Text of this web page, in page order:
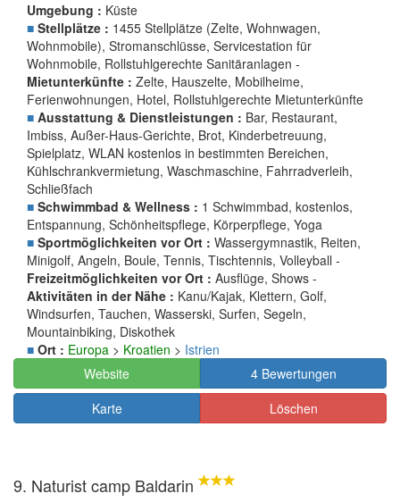
Umgebung : Küste
■ Stellplätze : 1455 Stellplätze (Zelte, Wohnwagen,
Wohnmobile), Stromanschlüsse, Servicestation für
Wohnmobile, Rollstuhlgerechte Sanitäranlagen -
Mietunterkünfte : Zelte, Hauszelte, Mobilheime,
Ferienwohnungen, Hotel, Rollstuhlgerechte Mietunterkünfte
■ Ausstattung & Dienstleistungen : Bar, Restaurant,
Imbiss, Außer-Haus-Gerichte, Brot, Kinderbetreuung,
Spielplatz, WLAN kostenlos in bestimmten Bereichen,
Kühlschrankvermietung, Waschmaschine, Fahrradverleih,
Schließfach
■ Schwimmbad & Wellness : 1 Schwimmbad, kostenlos,
Entspannung, Schönheitspflege, Körperpflege, Yoga
■ Sportmöglichkeiten vor Ort : Wassergymnastik, Reiten,
Minigolf, Angeln, Boule, Tennis, Tischtennis, Volleyball -
Freizeitmöglichkeiten vor Ort : Ausflüge, Shows -
Aktivitäten in der Nähe : Kanu/Kajak, Klettern, Golf,
Windsurfen, Tauchen, Wasserski, Surfen, Segeln,
Mountainbiking, Diskothek
■ Ort : Europa > Kroatien > Istrien
Website
4 Bewertungen
Karte
Löschen
9. Naturist camp Baldarin